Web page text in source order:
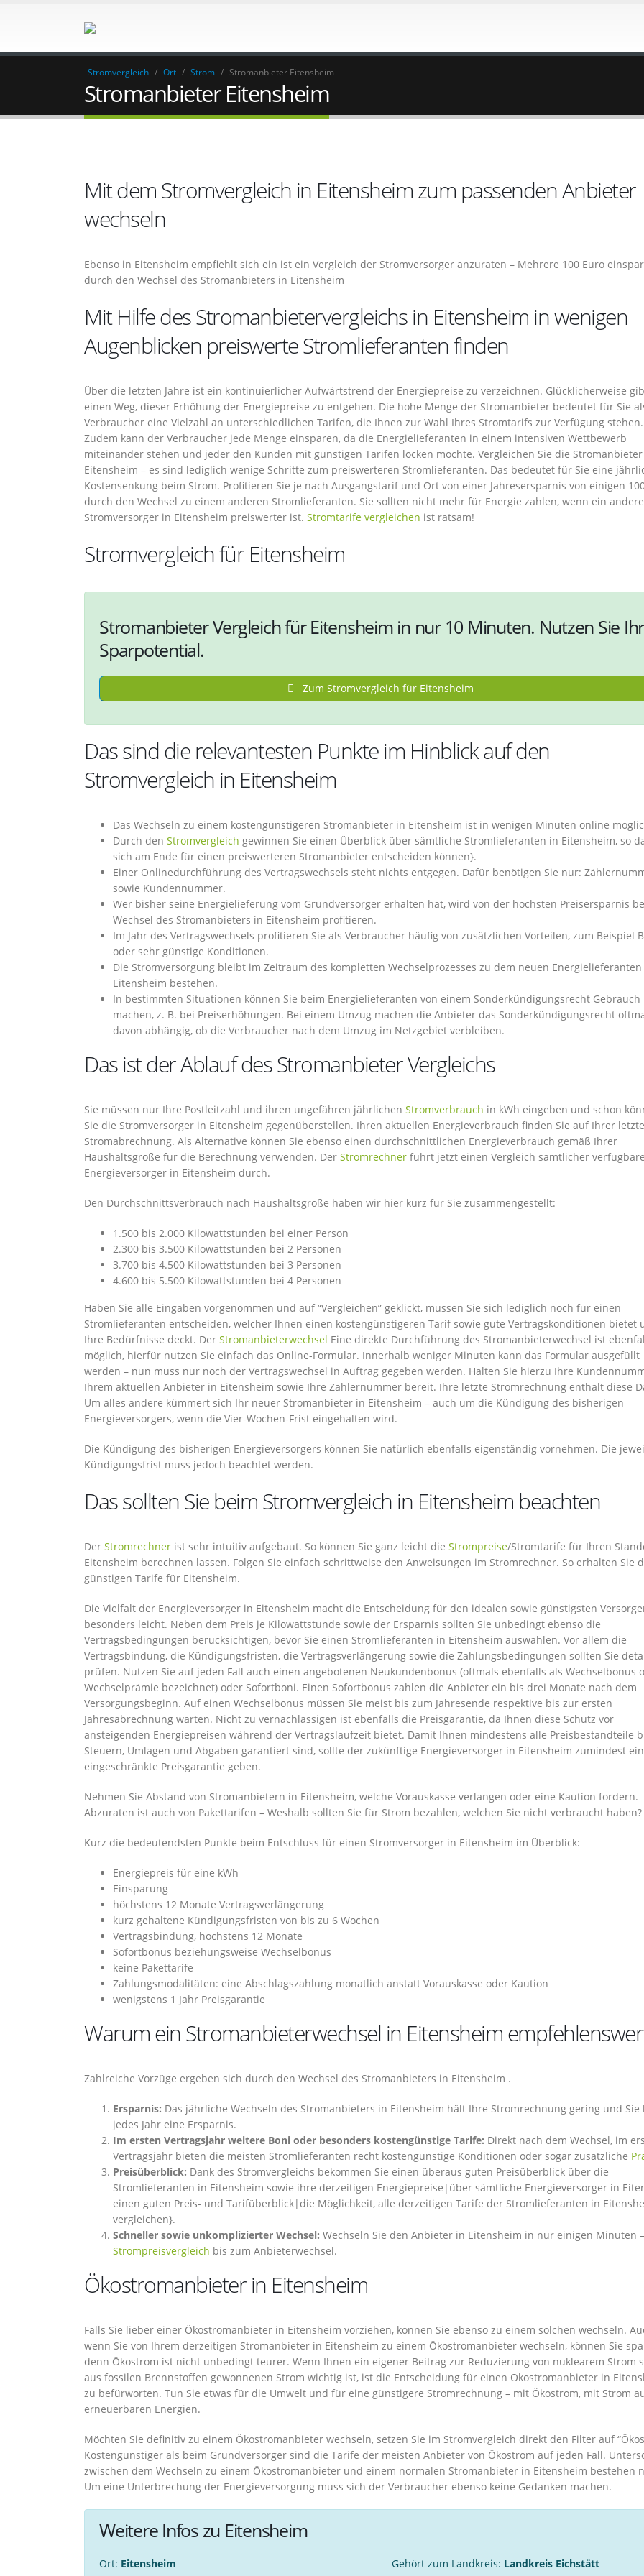
Stromvergleich / Ort / Strom / Stromanbieter Eitensheim
Stromanbieter Eitensheim
Mit dem Stromvergleich in Eitensheim zum passenden Anbieter
wechseln
Ebenso in Eitensheim empfiehlt sich ein ist ein Vergleich der Stromversorger anzuraten – Mehrere 100 Euro
durch den Wechsel des Stromanbieters in Eitensheim
Mit Hilfe des Stromanbietervergleichs in Eitensheim in wenigen
Augenblicken preiswerte Stromlieferanten finden
Über die letzten Jahre ist ein kontinuierlicher Aufwärtstrend der Energiepreise zu verzeichnen. Glücklicherweise
einen Weg, dieser Erhöhung der Energiepreise zu entgehen. Die hohe Menge der Stromanbieter bedeutet für Sie
Verbraucher eine Vielzahl an unterschiedlichen Tarifen, die Ihnen zur Wahl Ihres Stromtarifs zur Verfügung stehen.
Zudem kann der Verbraucher jede Menge einsparen, da die Energielieferanten in einem intensiven Wettbewerb
miteinander stehen und jeder den Kunden mit günstigen Tarifen locken möchte. Vergleichen Sie die
Eitensheim – es sind lediglich wenige Schritte zum preiswerteren Stromlieferanten. Das bedeutet für Sie eine
Kostensenkung beim Strom. Profitieren Sie je nach Ausgangstarif und Ort von einer Jahresersparnis von einigen
durch den Wechsel zu einem anderen Stromlieferanten. Sie sollten nicht mehr für Energie zahlen, wenn ein
Stromversorger in Eitensheim preiswerter ist. Stromtarife vergleichen ist ratsam!
Stromvergleich für Eitensheim
Stromanbieter Vergleich für Eitensheim in nur 10 Minuten. Nutzen Sie Ihr
Sparpotential.
Zum Stromvergleich für Eitensheim
Das sind die relevantesten Punkte im Hinblick auf den
Stromvergleich in Eitensheim
Das Wechseln zu einem kostengünstigeren Stromanbieter in Eitensheim ist in wenigen Minuten online
Durch den Stromvergleich gewinnen Sie einen Überblick über sämtliche Stromlieferanten in Eitensheim, so
sich am Ende für einen preiswerteren Stromanbieter entscheiden können}.
Einer Onlinedurchführung des Vertragswechsels steht nichts entgegen. Dafür benötigen Sie nur:
sowie Kundennummer.
Wer bisher seine Energielieferung vom Grundversorger erhalten hat, wird von der höchsten Preisersparnis
Wechsel des Stromanbieters in Eitensheim profitieren.
Im Jahr des Vertragswechsels profitieren Sie als Verbraucher häufig von zusätzlichen Vorteilen, zum Beispiel
oder sehr günstige Konditionen.
Die Stromversorgung bleibt im Zeitraum des kompletten Wechselprozesses zu dem neuen
Eitensheim bestehen.
In bestimmten Situationen können Sie beim Energielieferanten von einem Sonderkündigungsrecht Gebrauch
machen, z. B. bei Preiserhöhungen. Bei einem Umzug machen die Anbieter das Sonderkündigungsrecht
davon abhängig, ob die Verbraucher nach dem Umzug im Netzgebiet verbleiben.
Das ist der Ablauf des Stromanbieter Vergleichs
Sie müssen nur Ihre Postleitzahl und ihren ungefähren jährlichen Stromverbrauch in kWh eingeben und schon
Sie die Stromversorger in Eitensheim gegenüberstellen. Ihren aktuellen Energieverbrauch finden Sie auf Ihrer
Stromabrechnung. Als Alternative können Sie ebenso einen durchschnittlichen Energieverbrauch gemäß Ihrer
Haushaltsgröße für die Berechnung verwenden. Der Stromrechner führt jetzt einen Vergleich sämtlicher
Energieversorger in Eitensheim durch.
Den Durchschnittsverbrauch nach Haushaltsgröße haben wir hier kurz für Sie zusammengestellt:
1.500 bis 2.000 Kilowattstunden bei einer Person
2.300 bis 3.500 Kilowattstunden bei 2 Personen
3.700 bis 4.500 Kilowattstunden bei 3 Personen
4.600 bis 5.500 Kilowattstunden bei 4 Personen
Haben Sie alle Eingaben vorgenommen und auf “Vergleichen” geklickt, müssen Sie sich lediglich noch für einen
Stromlieferanten entscheiden, welcher Ihnen einen kostengünstigeren Tarif sowie gute Vertragskonditionen bietet
Ihre Bedürfnisse deckt. Der Stromanbieterwechsel Eine direkte Durchführung des Stromanbieterwechsel ist
möglich, hierfür nutzen Sie einfach das Online-Formular. Innerhalb weniger Minuten kann das Formular ausgefüllt
werden – nun muss nur noch der Vertragswechsel in Auftrag gegeben werden. Halten Sie hierzu Ihre
Ihrem aktuellen Anbieter in Eitensheim sowie Ihre Zählernummer bereit. Ihre letzte Stromrechnung enthält diese
Um alles andere kümmert sich Ihr neuer Stromanbieter in Eitensheim – auch um die Kündigung des bisherigen
Energieversorgers, wenn die Vier-Wochen-Frist eingehalten wird.
Die Kündigung des bisherigen Energieversorgers können Sie natürlich ebenfalls eigenständig vornehmen. Die
Kündigungsfrist muss jedoch beachtet werden.
Das sollten Sie beim Stromvergleich in Eitensheim beachten
Der Stromrechner ist sehr intuitiv aufgebaut. So können Sie ganz leicht die Strompreise/Stromtarife für Ihren
Eitensheim berechnen lassen. Folgen Sie einfach schrittweise den Anweisungen im Stromrechner. So erhalten Sie
günstigen Tarife für Eitensheim.
Die Vielfalt der Energieversorger in Eitensheim macht die Entscheidung für den idealen sowie günstigsten
besonders leicht. Neben dem Preis je Kilowattstunde sowie der Ersparnis sollten Sie unbedingt ebenso die
Vertragsbedingungen berücksichtigen, bevor Sie einen Stromlieferanten in Eitensheim auswählen. Vor allem die
Vertragsbindung, die Kündigungsfristen, die Vertragsverlängerung sowie die Zahlungsbedingungen sollten Sie
prüfen. Nutzen Sie auf jeden Fall auch einen angebotenen Neukundenbonus (oftmals ebenfalls als Wechselbonus
Wechselprämie bezeichnet) oder Sofortboni. Einen Sofortbonus zahlen die Anbieter ein bis drei Monate nach dem
Versorgungsbeginn. Auf einen Wechselbonus müssen Sie meist bis zum Jahresende respektive bis zur ersten
Jahresabrechnung warten. Nicht zu vernachlässigen ist ebenfalls die Preisgarantie, da Ihnen diese Schutz vor
ansteigenden Energiepreisen während der Vertragslaufzeit bietet. Damit Ihnen mindestens alle Preisbestandteile
Steuern, Umlagen und Abgaben garantiert sind, sollte der zukünftige Energieversorger in Eitensheim zumindest
eingeschränkte Preisgarantie geben.
Nehmen Sie Abstand von Stromanbietern in Eitensheim, welche Vorauskasse verlangen oder eine Kaution fordern.
Abzuraten ist auch von Pakettarifen – Weshalb sollten Sie für Strom bezahlen, welchen Sie nicht verbraucht haben?
Kurz die bedeutendsten Punkte beim Entschluss für einen Stromversorger in Eitensheim im Überblick:
Energiepreis für eine kWh
Einsparung
höchstens 12 Monate Vertragsverlängerung
kurz gehaltene Kündigungsfristen von bis zu 6 Wochen
Vertragsbindung, höchstens 12 Monate
Sofortbonus beziehungsweise Wechselbonus
keine Pakettarife
Zahlungsmodalitäten: eine Abschlagszahlung monatlich anstatt Vorauskasse oder Kaution
wenigstens 1 Jahr Preisgarantie
Warum ein Stromanbieterwechsel in Eitensheim
Zahlreiche Vorzüge ergeben sich durch den Wechsel des Stromanbieters in Eitensheim .
Ersparnis: Das jährliche Wechseln des Stromanbieters in Eitensheim hält Ihre Stromrechnung gering und Sie
jedes Jahr eine Ersparnis.
Im ersten Vertragsjahr weitere Boni oder besonders kostengünstige Tarife: Direkt nach dem Wechsel, im
Vertragsjahr bieten die meisten Stromlieferanten recht kostengünstige Konditionen oder sogar zusätzliche
Preisüberblick: Dank des Stromvergleichs bekommen Sie einen überaus guten Preisüberblick über die
Stromlieferanten in Eitensheim sowie ihre derzeitigen Energiepreise|über sämtliche Energieversorger in
einen guten Preis- und Tarifüberblick|die Möglichkeit, alle derzeitigen Tarife der Stromlieferanten in
vergleichen}.
Schneller sowie unkomplizierter Wechsel: Wechseln Sie den Anbieter in Eitensheim in nur einigen Minuten
Strompreisvergleich bis zum Anbieterwechsel.
Ökostromanbieter in Eitensheim
Falls Sie lieber einer Ökostromanbieter in Eitensheim vorziehen, können Sie ebenso zu einem solchen wechseln.
wenn Sie von Ihrem derzeitigen Stromanbieter in Eitensheim zu einem Ökostromanbieter wechseln, können Sie
denn Ökostrom ist nicht unbedingt teurer. Wenn Ihnen ein eigener Beitrag zur Reduzierung von nuklearem Strom
aus fossilen Brennstoffen gewonnenen Strom wichtig ist, ist die Entscheidung für einen Ökostromanbieter in
zu befürworten. Tun Sie etwas für die Umwelt und für eine günstigere Stromrechnung – mit Ökostrom, mit Strom
erneuerbaren Energien.
Möchten Sie definitiv zu einem Ökostromanbieter wechseln, setzen Sie im Stromvergleich direkt den Filter auf
Kostengünstiger als beim Grundversorger sind die Tarife der meisten Anbieter von Ökostrom auf jeden Fall.
zwischen dem Wechseln zu einem Ökostromanbieter und einem normalen Stromanbieter in Eitensheim bestehen
Um eine Unterbrechung der Energieversorgung muss sich der Verbraucher ebenso keine Gedanken machen.
Weitere Infos zu Eitensheim
Ort: Eitensheim Gehört zum Landkreis: Landkreis Eichstätt